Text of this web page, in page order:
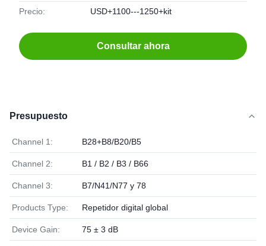
Precio: USD+1100---1250+kit
Consultar ahora
Presupuesto
Channel 1: B28+B8/B20/B5
Channel 2: B1 / B2 / B3 / B66
Channel 3: B7/N41/N77 y 78
Products Type: Repetidor digital global
Device Gain: 75 ± 3 dB